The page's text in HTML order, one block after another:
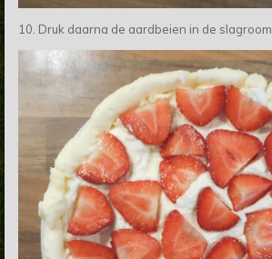
10. Druk daarna de aardbeien in de slagroom.